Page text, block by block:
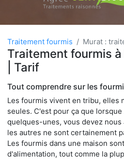
Traitement fourmis Murat :
Traitement fourmis
| Tarif
Tout comprendre sur les
Les fourmis vivent en tribu, elles
seules. C'est pour ça que
quelques-unes, vous devez
les autres ne sont certainement
Les fourmis dans une maison
d'alimentation, tout comme la